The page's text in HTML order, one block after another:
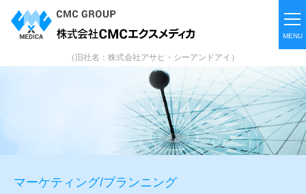
（旧社名：株式会社アサヒ・シーアンドアイ）
マーケティング/プランニング